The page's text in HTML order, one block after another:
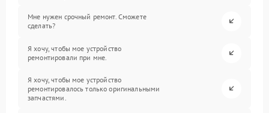
Мне нужен срочный ремонт. Сможете
сделать?
Я хочу, чтобы мое устройство
ремонтировали при мне.
Я хочу, чтобы мое устройство
ремонтировалось только оригинальными
запчастями.